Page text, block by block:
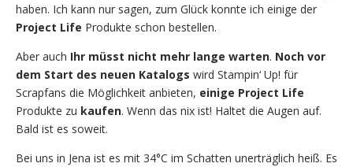
haben. Ich kann nur sagen, zum Glück konnte ich einige der
Project Life Produkte schon bestellen.
Aber auch Ihr müsst nicht mehr lange warten. Noch vor
dem Start des neuen Katalogs wird Stampin‘ Up! für
Scrapfans die Möglichkeit anbieten, einige Project Life
Produkte zu kaufen. Wenn das nix ist! Haltet die Augen auf.
Bald ist es soweit.
Bei uns in Jena ist es mit 34°C im Schatten unerträglich heiß. Es